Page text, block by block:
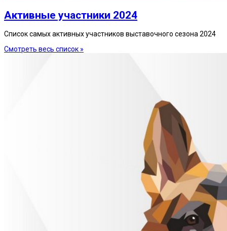
Активные участники 2024
Список самых активных участников выставочного сезона 2024
Смотреть весь список »